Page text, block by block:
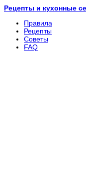
Рецепты и кухонные
Правила
Рецепты
Советы
FAQ